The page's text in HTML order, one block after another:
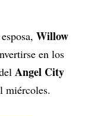
Willow
en los
Angel City
miércoles.